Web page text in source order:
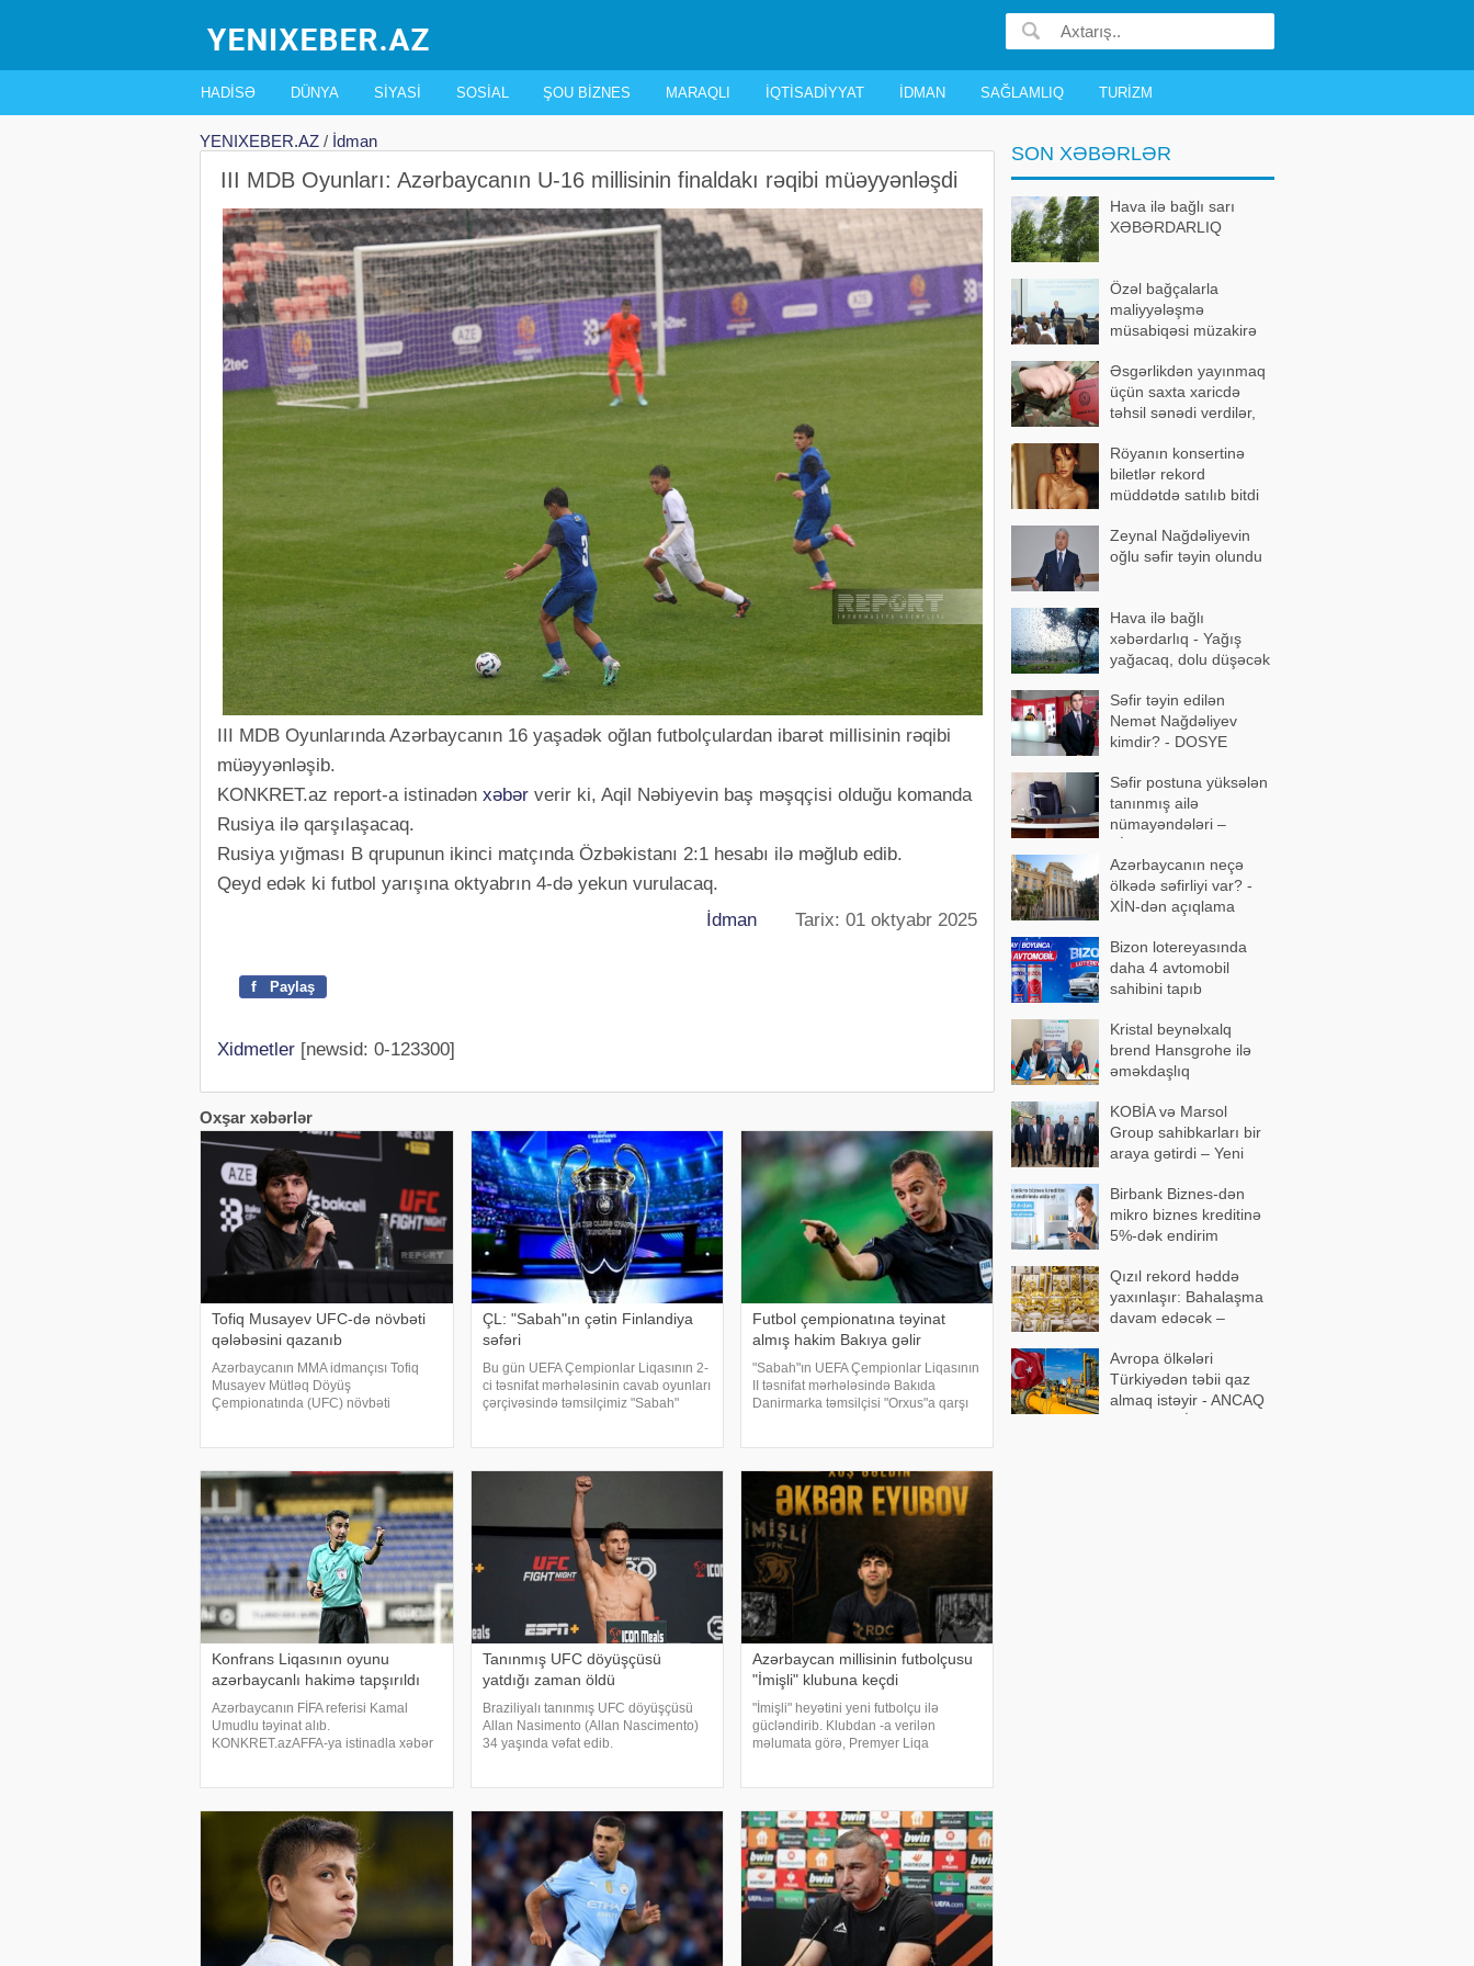
HADISƏ DÜNYA SIYASI SOSIAL ŞOU BIZNES MARAQLI İQTISADIYYAT İDMAN SAĞLAMLIQ TURIZM
YENIXEBER.AZ / İdman
III MDB Oyunları: Azərbaycanın U-16 millisinin finaldakı rəqibi müəyyənləşdi
III MDB Oyunlarında Azərbaycanın 16 yaşadək oğlan futbolçulardan ibarət millisinin rəqibi
müəyyənləşib.
KONKRET.az report-a istinadən xəbər verir ki, Aqil Nəbiyevin baş məşqçisi olduğu komanda
Rusiya ilə qarşılaşacaq.
Rusiya yığması B qrupunun ikinci matçında Özbəkistanı 2:1 hesabı ilə məğlub edib.
Qeyd edək ki futbol yarışına oktyabrın 4-də yekun vurulacaq.
İdman Tarix: 01 oktyabr 2025
f Paylaş
Xidmetler [newsid: 0-123300]
Oxşar xəbərlər
Tofiq Musayev UFC-də növbəti
qələbəsini qazanıb
Azərbaycanın MMA idmançısı Tofiq
Musayev Mütləq Döyüş
Çempionatında (UFC) növbəti
Lyudovit Kleynlə üz-üzə gəlib. T.
Musayev ikinc
ÇL: "Sabah"ın çətin Finlandiya
səfəri
Bu gün UEFA Çempionlar Liqasının 2-
ci təsnifat mərhələsinin cavab oyunları
çərçivəsində təmsilçimiz "Sabah"
Finlandiyanı
Futbol çempionatına təyinat
almış hakim Bakıya gəlir
"Sabah"ın UEFA Çempionlar Liqasının
II təsnifat mərhələsində Bakıda
Danirmarka təmsilçisi "Orxus"a qarşı
xəbər veri
Konfrans Liqasının oyunu
azərbaycanlı hakimə tapşırıldı
Azərbaycanın FİFA referisi Kamal
Umudlu təyinat alıb.
KONKRET.azAFFA-ya istinadla xəbər
(Albaniya
Tanınmış UFC döyüşçüsü
yatdığı zaman öldü
Braziliyalı tanınmış UFC döyüşçüsü
Allan Nasimento (Allan Nascimento)
34 yaşında vəfat edib.
nəticəsində həyatını itirib
Azərbaycan millisinin futbolçusu
"İmişli" klubuna keçdi
"İmişli" heyətini yeni futbolçu ilə
gücləndirib. Klubdan -a verilən
məlumata görə, Premyer Liqa
qatıb. Ötən mövsüm
SON XƏBƏRLƏR
Hava ilə bağlı sarı
XƏBƏRDARLIQ
Özəl bağçalarla
maliyyələşmə
müsabiqəsi müzakirə
Əsgərlikdən yayınmaq
üçün saxta xaricdə
təhsil sənədi verdilər,
Röyanın konsertinə
biletlər rekord
müddətdə satılıb bitdi
Zeynal Nağdəliyevin
oğlu səfir təyin olundu
Hava ilə bağlı
xəbərdarlıq - Yağış
yağacaq, dolu düşəcək
Səfir təyin edilən
Nemət Nağdəliyev
kimdir? - DOSYE
Səfir postuna yüksələn
tanınmış ailə
nümayəndələri –
Azərbaycanın neçə
ölkədə səfirliyi var? -
XİN-dən açıqlama
Bizon lotereyasında
daha 4 avtomobil
sahibini tapıb
Kristal beynəlxalq
brend Hansgrohe ilə
əməkdaşlıq
imzalayıb
KOBİA və Marsol
Group sahibkarları bir
araya gətirdi – Yeni
müzakirə olunduBirbank Biznes-dən
mikro biznes kreditinə
5%-dək endirim
Qızıl rekord həddə
yaxınlaşır: Bahalaşma
davam edəcək –
Avropa ölkələri
Türkiyədən təbii qaz
almaq istəyir - ANCAQ